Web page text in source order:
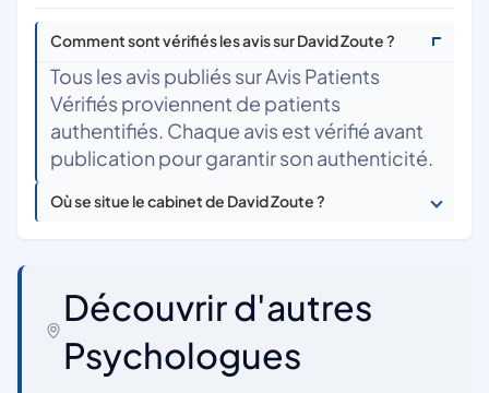
Comment sont vérifiés les avis sur David Zoute ?
Tous les avis publiés sur Avis Patients
Vérifiés proviennent de patients
authentifiés. Chaque avis est vérifié avant
publication pour garantir son authenticité.
Où se situe le cabinet de David Zoute ?
Découvrir d'autres
Psychologues